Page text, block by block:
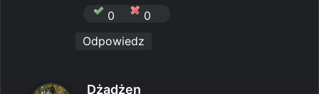
0
0
Odpowiedz
Dżądżen